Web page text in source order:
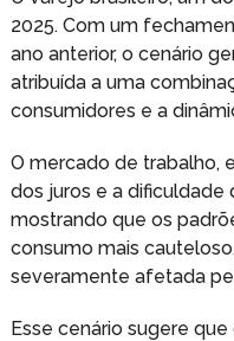
2025. Com um
ano anterior, o cenário
atribuída a uma
consumidores e a
O mercado de trabalho,
dos juros e a dificuldade
mostrando que os
consumo mais
severamente afetada
Esse cenário sugere